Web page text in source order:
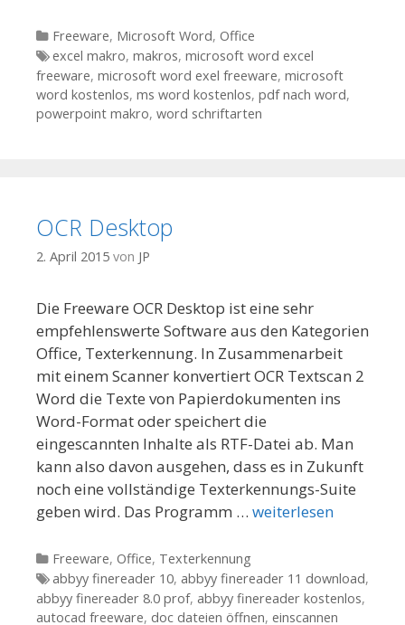
Kategorien
Freeware, Microsoft Word, Office
Tags
excel makro, makros, microsoft word excel
freeware, microsoft word exel freeware, microsoft
word kostenlos, ms word kostenlos, pdf nach word,
powerpoint makro, word schriftarten
OCR Desktop
2. April 2015 von JP
Die Freeware OCR Desktop ist eine sehr
empfehlenswerte Software aus den Kategorien
Office, Texterkennung. In Zusammenarbeit
mit einem Scanner konvertiert OCR Textscan 2
Word die Texte von Papierdokumenten ins
Word-Format oder speichert die
eingescannten Inhalte als RTF-Datei ab. Man
kann also davon ausgehen, dass es in Zukunft
noch eine vollständige Texterkennungs-Suite
geben wird. Das Programm … weiterlesen
Kategorien
Freeware, Office, Texterkennung
Tags
abbyy finereader 10, abbyy finereader 11 download,
abbyy finereader 8.0 prof, abbyy finereader kostenlos,
autocad freeware, doc dateien öffnen, einscannen